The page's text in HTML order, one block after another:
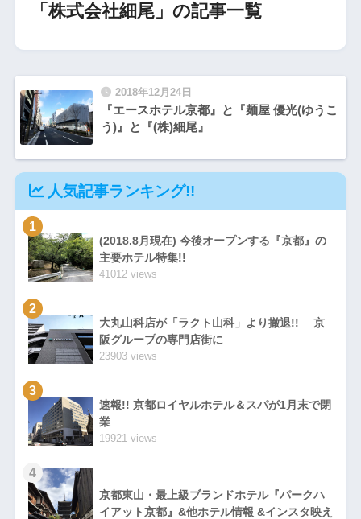
「株式会社細尾」の記事一覧
2018年12月24日
『エースホテル京都』と『麺屋 優光(ゆうこ
う)』と『(株)細尾』
人気記事ランキング!!
1
(2018.8月現在) 今後オープンする『京都』の
主要ホテル特集!!
41012 views
2
大丸山科店が「ラクト山科」より撤退!! 京
阪グループの専門店街に
23903 views
3
速報!! 京都ロイヤルホテル＆スパが1月末で閉
業
19921 views
4
京都東山・最上級ブランドホテル『パークハ
イアット京都』&他ホテル情報 &インスタ映え